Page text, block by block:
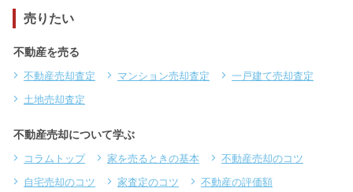
売りたい
不動産を売る
不動産売却査定 マンション売却査定
一戸建て売却査定
土地売却査定
不動産売却について学ぶ
コラムトップ 家を売るときの基本
不動産売却のコツ
自宅売却のコツ
家査定のコツ
不動産の評価額